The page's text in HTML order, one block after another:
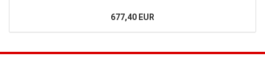
677,40 EUR